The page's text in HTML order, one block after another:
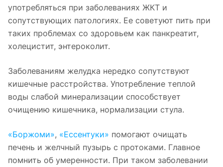
употребляться при заболеваниях ЖКТ и
сопутствующих патологиях. Ее советуют пить при
таких проблемах со здоровьем как панкреатит,
холецистит, энтероколит.
Заболеваниям желудка нередко сопутствуют
кишечные расстройства. Употребление теплой
воды слабой минерализации способствует
очищению кишечника, нормализации стула.
«Боржоми», «Ессентуки» помогают очищать
печень и желчный пузырь с протоками. Главное
помнить об умеренности. При таком заболевании